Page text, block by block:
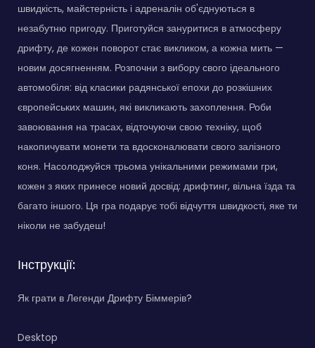
швидкість, майстерність і адреналін об'єднуються в
незабутню пригоду. Приготуйся зануритися в атмосферу
дрифту, де кожен поворот стає викликом, а кожна мить —
новим досягненням. Розпочни з вибору свого ідеального
автомобіля: від класики радянської епохи до розкішних
європейських машин, які викликають захоплення. Роби
завоювання на трасах, відточуючи свою техніку, щоб
накопичувати монети та вдосконалювати свого залізного
коня. Насолоджуйся трьома унікальними режимами гри,
кожен з яких принесе новий досвід: дрифтинг, вільна їзда та
багато іншого. Ця гра подарує тобі відчуття швидкості, яке ти
ніколи не забудеш!
Інструкції:
Як грати в Легенди Дрифту Біммерів?
Desktop